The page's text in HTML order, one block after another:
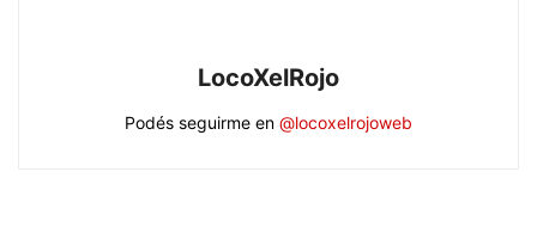
LocoXelRojo
Podés seguirme en @locoxelrojoweb